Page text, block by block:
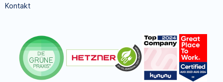
Kontakt